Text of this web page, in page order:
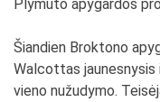
Plymuto apygardos
Šiandien Broktono
Walcottas
vieno nužudymo.